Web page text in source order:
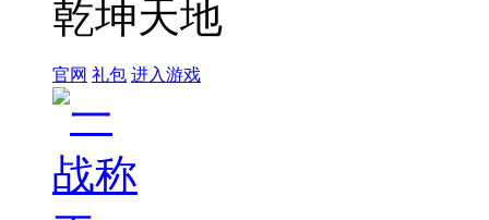
乾坤天地
官网 礼包 进入游戏